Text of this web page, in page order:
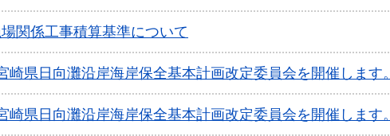
関係工事積算基準について
崎県日向灘沿岸海岸保全基本計画改定委員会を開催します。
崎県日向灘沿岸海岸保全基本計画改定委員会を開催します。